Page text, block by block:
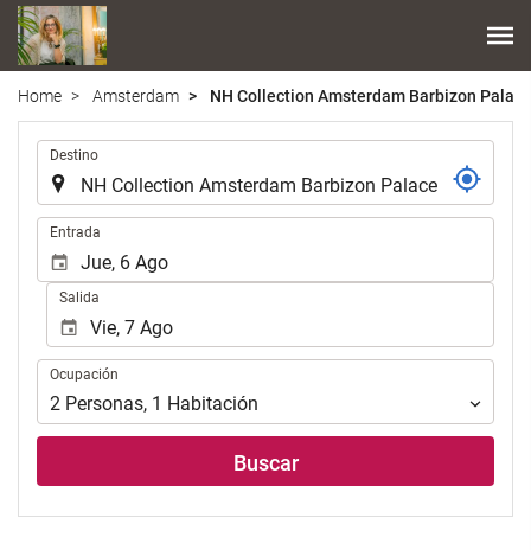
Home Amsterdam NH Collection Amsterdam Barbizon Palace
Introduzca
lugar
de
destino
en
que
realizar
búsqueda
de
Destino
Introduzca
las
fechas
inicio
fin
para
realizar
Entrada
Salida
Ocupación
Ocupación
2 Personas, 1 Habitación
Buscar